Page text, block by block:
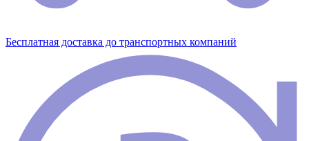
Бесплатная доставка до транспортных компаний